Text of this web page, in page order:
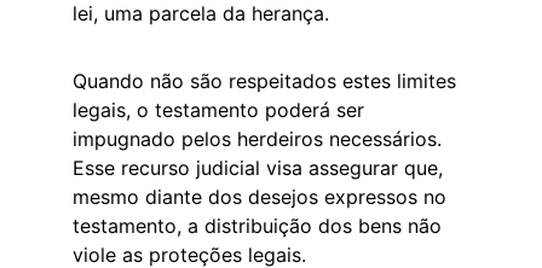
lei, uma parcela da herança.
Quando não são respeitados estes limites
legais, o testamento poderá ser
impugnado pelos herdeiros necessários.
Esse recurso judicial visa assegurar que,
mesmo diante dos desejos expressos no
testamento, a distribuição dos bens não
viole as proteções legais.